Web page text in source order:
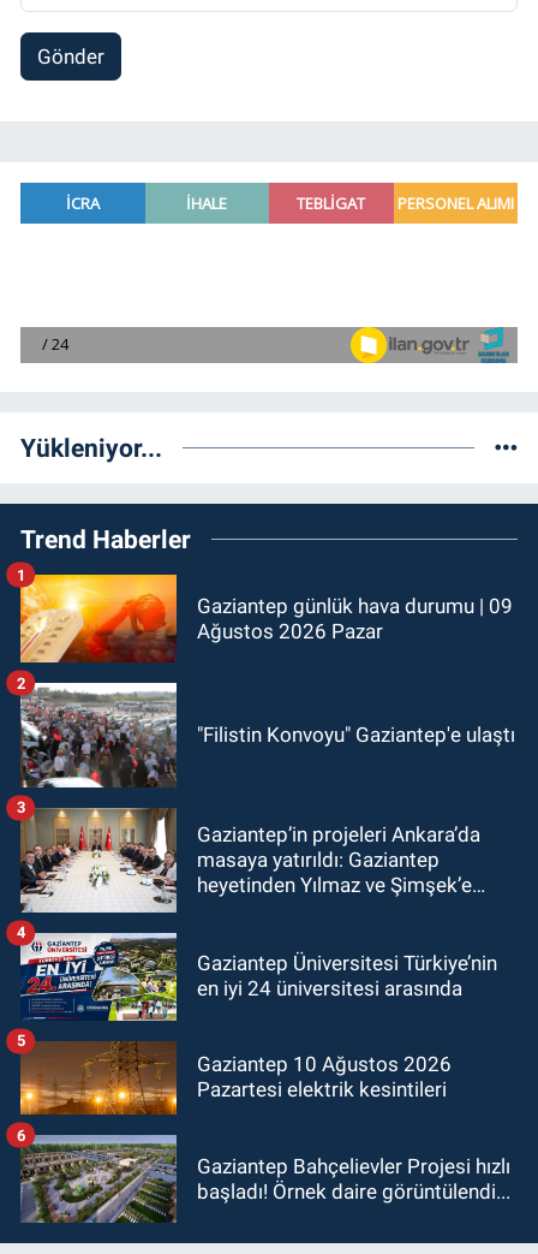
Gönder
Yükleniyor...
Trend Haberler
Gaziantep günlük hava durumu | 09
Ağustos 2026 Pazar
1
"Filistin Konvoyu" Gaziantep'e ulaştı
2
Gaziantep’in projeleri Ankara’da
masaya yatırıldı: Gaziantep
heyetinden Yılmaz ve Şimşek’e
3
Gaziantep Üniversitesi Türkiye’nin
en iyi 24 üniversitesi arasında
4
Gaziantep 10 Ağustos 2026
Pazartesi elektrik kesintileri
5
Gaziantep Bahçelievler Projesi hızlı
başladı! Örnek daire görüntülendi...
6